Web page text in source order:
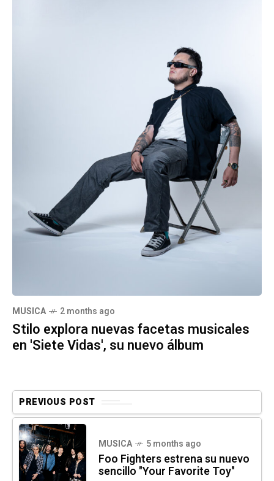
MUSICA 2 months ago
Stilo explora nuevas facetas musicales
en 'Siete Vidas', su nuevo álbum
PREVIOUS POST
MUSICA 5 months ago
Foo Fighters estrena su nuevo
sencillo "Your Favorite Toy"